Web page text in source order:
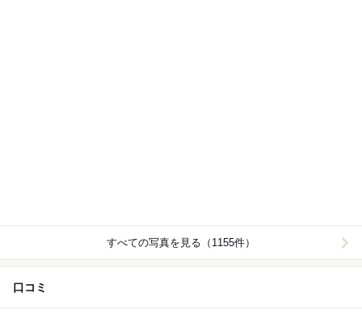
すべての写真を見る（1155件）
口コミ